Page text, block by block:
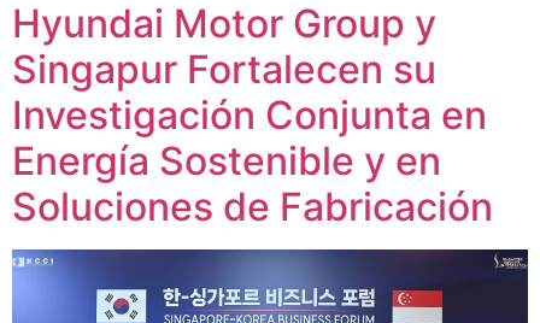
Hyundai Motor Group y
Singapur Fortalecen su
Investigación Conjunta en
Energía Sostenible y en
Soluciones de Fabricación